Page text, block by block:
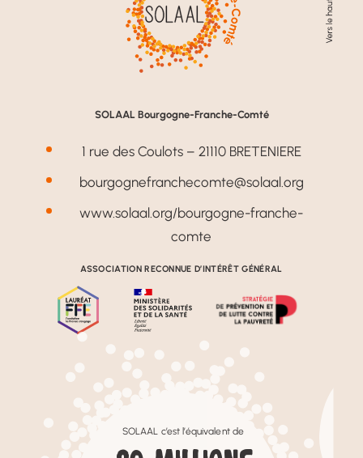
SOLAAL c’est l’équivalent de
SOLAAL Bourgogne-Franche-Comté
1 rue des Coulots – 21110 BRETENIERE
bourgognefranchecomte@solaal.org
www.solaal.org/bourgogne-franche-
comte
ASSOCIATION RECONNUE D’INTÉRÊT GÉNÉRAL